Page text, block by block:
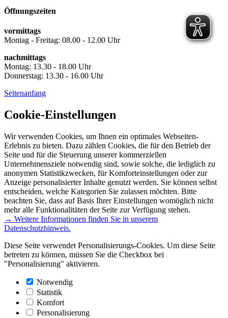
Öffnungszeiten
vormittags
Montag - Freitag: 08.00 - 12.00 Uhr
nachmittags
Montag: 13.30 - 18.00 Uhr
Donnerstag: 13.30 - 16.00 Uhr
Seitenanfang
Cookie-Einstellungen
Wir verwenden Cookies, um Ihnen ein optimales Webseiten-
Erlebnis zu bieten. Dazu zählen Cookies, die für den Betrieb der
Seite und für die Steuerung unserer kommerziellen
Unternehmensziele notwendig sind, sowie solche, die lediglich zu
anonymen Statistikzwecken, für Komforteinstellungen oder zur
Anzeige personalisierter Inhalte genutzt werden. Sie können selbst
entscheiden, welche Kategorien Sie zulassen möchten. Bitte
beachten Sie, dass auf Basis Ihrer Einstellungen womöglich nicht
mehr alle Funktionalitäten der Seite zur Verfügung stehen.
→ Weitere Informationen finden Sie in unserem
Datenschutzhinweis.
Diese Seite verwendet Personalisierungs-Cookies. Um diese Seite
betreten zu können, müssen Sie die Checkbox bei
"Personalisierung" aktivieren.
Notwendig
Statistik
Komfort
Personalisierung